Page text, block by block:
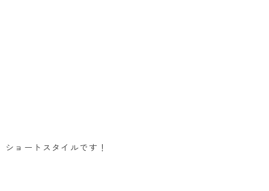
ショートスタイルです！